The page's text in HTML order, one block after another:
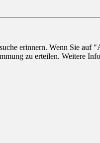
erinnern. Wenn Sie auf
zu erteilen. Weitere